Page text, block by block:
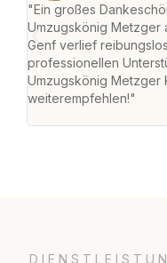
"Ein großes
Umzugskönig Metzger
Genf verlief
professionellen
Umzugskönig Metzger
weiterempfehlen!"